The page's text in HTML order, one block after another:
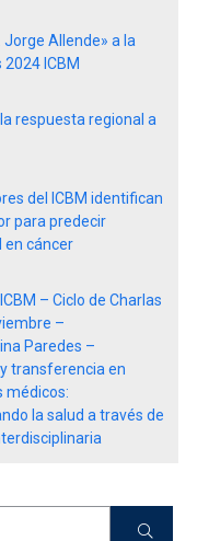
Jorge Allende» a la
ICBM
respuesta regional a
del ICBM identifican
para predecir
en cáncer
– Ciclo de Charlas
–
Paredes –
transferencia en
médicos:
la salud a través de